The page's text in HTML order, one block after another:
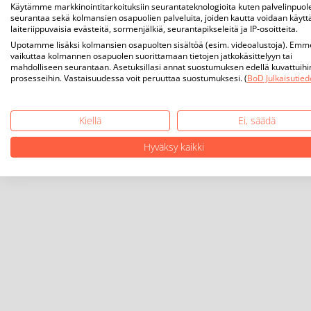
Käytämme markkinointitarkoituksiin seurantateknologioita kuten
seurantaa sekä kolmansien osapuolien palveluita, joiden kautta voidaan
laiteriippuvaisia evästeitä, sormenjälkiä, seurantapikseleitä ja IP-osoitteita.
Upotamme lisäksi kolmansien osapuolten sisältöä (esim. videoalustoja).
vaikuttaa kolmannen osapuolen suorittamaan tietojen jatkokäsittelyyn tai
mahdolliseen seurantaan. Asetuksillasi annat suostumuksen edellä
prosesseihin. Vastaisuudessa voit peruuttaa suostumuksesi. (BoD
Kiellä
Ei, säädä
Hyväksy kaikki